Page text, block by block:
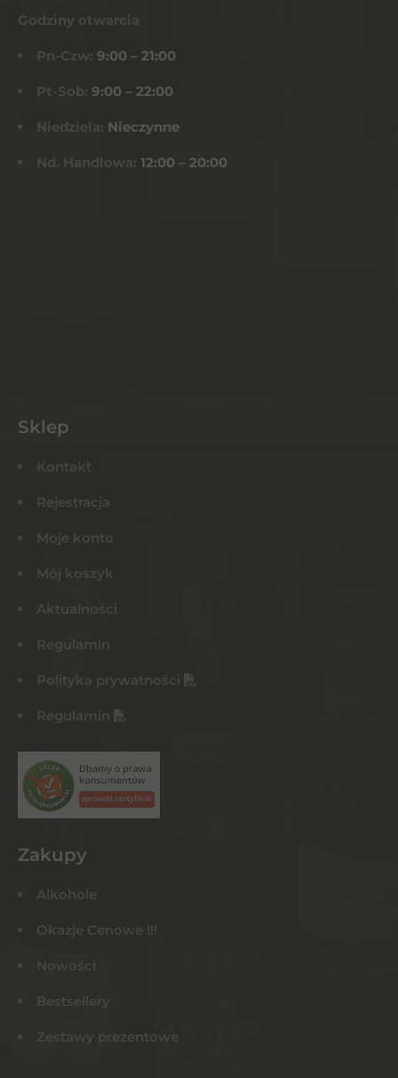
Godziny otwarcia
Pn-Czw: 9:00 – 21:00
Pt-Sob: 9:00 – 22:00
Niedziela: Nieczynne
Nd. Handlowa: 12:00 – 20:00
Sklep
Kontakt
Rejestracja
Moje konto
Mój koszyk
Aktualności
Regulamin
Polityka prywatności
Regulamin
Zakupy
Alkohole
Okazje Cenowe !!!
Nowości
Bestsellery
Zestawy prezentowe